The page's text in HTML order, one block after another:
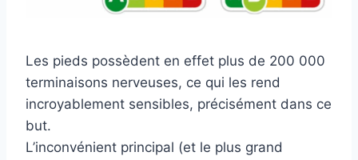
Les pieds possèdent en effet plus de 200 000
terminaisons nerveuses, ce qui les rend
incroyablement sensibles, précisément dans ce
but.
L’inconvénient principal (et le plus grand